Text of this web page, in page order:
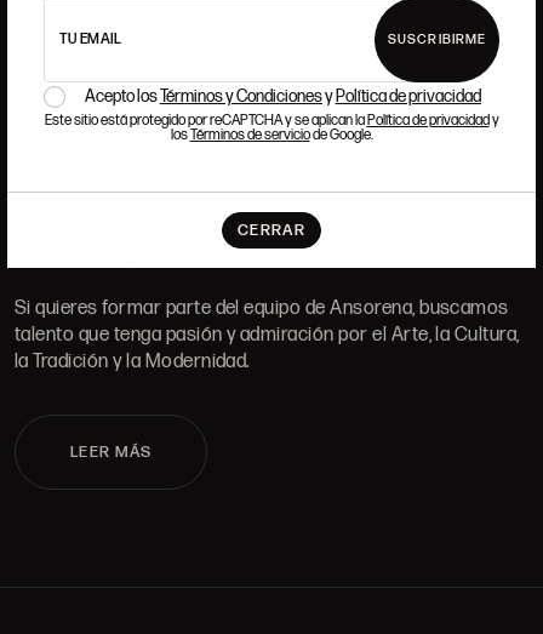
TU EMAIL SUSCRIBIRME
Acepto losTérminos y Condicionesy Política de privacidad
Este sitio está protegido por reCAPTCHA y se aplican laPolítica de privacidady
losTérminos de serviciode Google.
CERRAR
DÓNDE ESTAMOS
ALCALÁ, 52. MADRID
TRABAJA CON NOSOTROS
Si quieres formar parte del equipo de Ansorena, buscamos
talento que tenga pasión y admiración por el Arte, la Cultura,
la Tradición y la Modernidad.
LEER MÁS